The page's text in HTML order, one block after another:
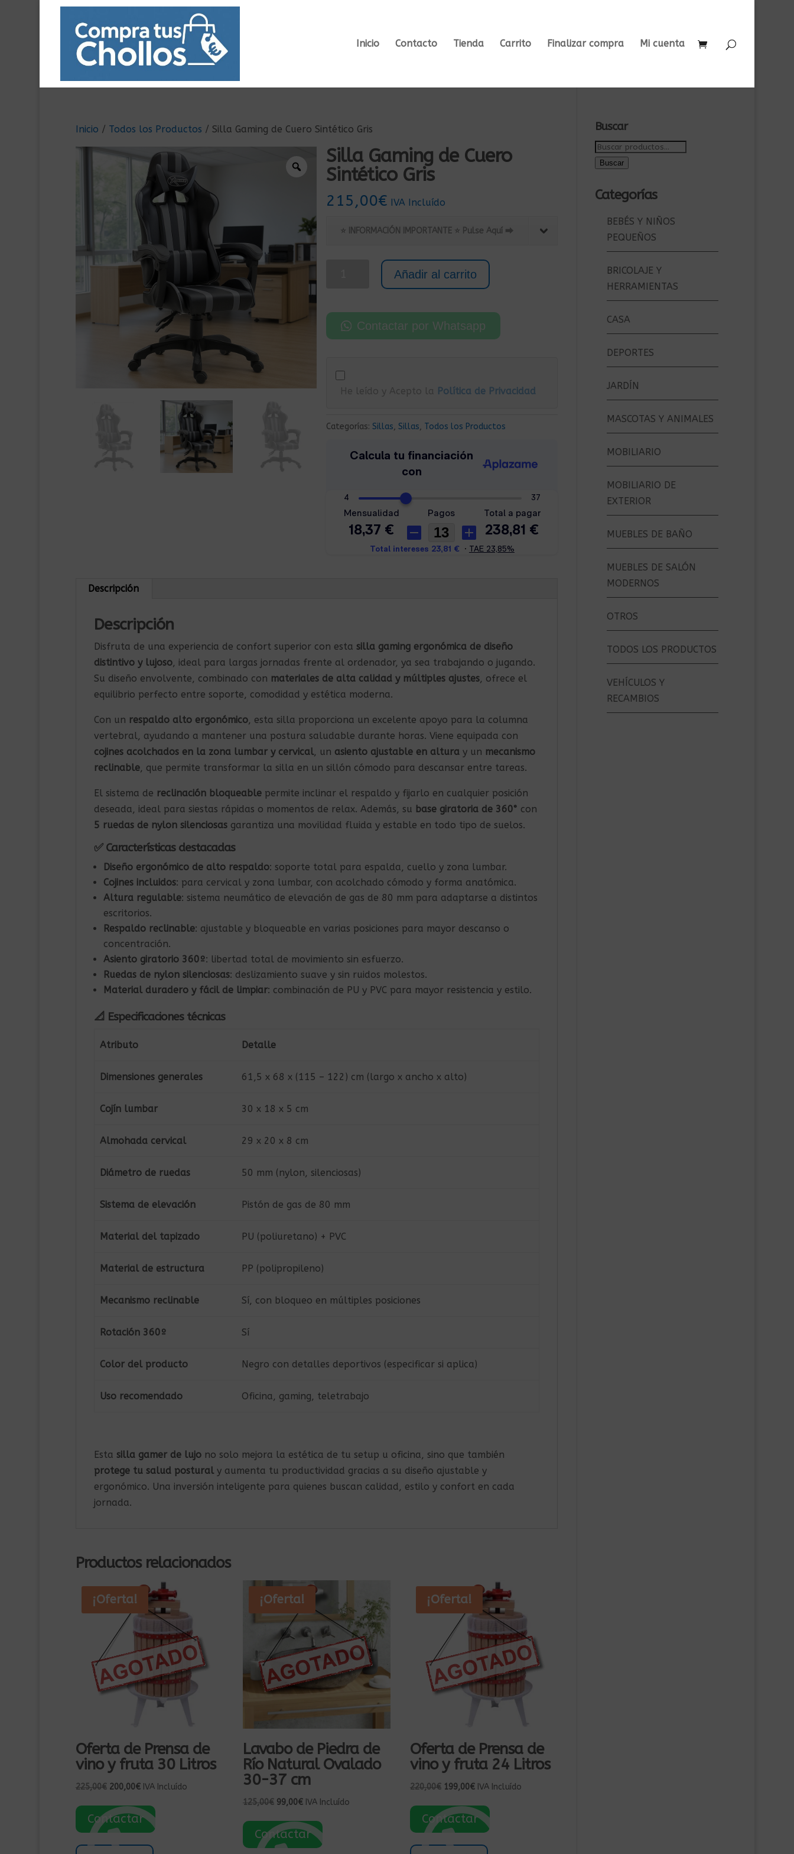
Inicio Contacto Tienda Carrito Finalizar compra Mi cuenta
Inicio / Todos los Productos / Silla Gaming de Cuero Sintético Gris
Silla Gaming de Cuero
Sintético Gris
215,00€ IVA Incluído
⭐ INFORMACIÓN IMPORTANTE ⭐ Pulse Aquí ⮕
Cuero
Sintético
Añadir al carrito
Contactar por Whatsapp
He leído y Acepto la Política de Privacidad
Categorías:Sillas,Sillas, Todos los Productos
Descripción
Descripción
Disfruta de una experiencia de confort superior con esta silla gaming ergonómica de diseño
distintivo y lujoso, ideal para largas jornadas frente al ordenador, ya sea trabajando o jugando.
Su diseño envolvente, combinado con materiales de alta calidad y múltiples ajustes, ofrece el
equilibrio perfecto entre soporte, comodidad y estética moderna.
Con un respaldo alto ergonómico, esta silla proporciona un excelente apoyo para la columna
vertebral, ayudando a mantener una postura saludable durante horas. Viene equipada con
cojines acolchados en la zona lumbar y cervical, un asiento ajustable en alturay un mecanismo
reclinable, que permite transformar la silla en un sillón cómodo para descansar entre tareas.
El sistema de reclinación bloqueablepermite inclinar el respaldo y fijarlo en cualquier posición
deseada, ideal para siestas rápidas o momentos de relax. Además, su base giratoria de 360° con
5 ruedas de nylon silenciosasgarantiza una movilidad fluida y estable en todo tipo de suelos.
✅ Características destacadas
Diseño ergonómico de alto respaldo: soporte total para espalda, cuello y zona lumbar.
Cojines incluidos: para cervical y zona lumbar, con acolchado cómodo y forma anatómica.
Altura regulable: sistema neumático de elevación de gas de 80 mm para adaptarse a distintos
escritorios.
Respaldo reclinable: ajustable y bloqueable en varias posiciones para mayor descanso o
concentración.
Asiento giratorio 360º: libertad total de movimiento sin esfuerzo.
Ruedas de nylon silenciosas: deslizamiento suave y sin ruidos molestos.
Material duradero y fácil de limpiar: combinación de PU y PVC para mayor resistencia y estilo.
📐 Especificaciones técnicas
Atributo Detalle
Dimensiones generales 61,5 x 68 x (115 – 122) cm (largo x ancho x alto)
Cojín lumbar 30 x 18 x 5 cm
Almohada cervical 29 x 20 x 8 cm
Diámetro de ruedas 50 mm (nylon, silenciosas)
Sistema de elevación Pistón de gas de 80 mm
Material del tapizado PU (poliuretano) + PVC
Material de estructura PP (polipropileno)
Mecanismo reclinable Sí, con bloqueo en múltiples posiciones
Rotación 360º Sí
Color del producto Negro con detalles deportivos (especificar si aplica)
Uso recomendado Oficina, gaming, teletrabajo
Esta silla gamer de lujono solo mejora la estética de tu setup u oficina, sino que también
protege tu salud posturaly aumenta tu productividad gracias a su diseño ajustable y
ergonómico. Una inversión inteligente para quienes buscan calidad, estilo y confort en cada
jornada.
Productos relacionados
¡Oferta!
Oferta de Prensa de
vino y fruta 30 Litros
225,00€ El
original
era:
200,00€El
actual
IVA Incluído
Contactar
¡Oferta!
Lavabo de Piedra de
Río Natural Ovalado
30-37 cm
125,00€ El
original
era:
99,00€El
actual
IVA Incluído
Contactar
¡Oferta!
Oferta de Prensa de
vino y fruta 24 Litros
220,00€ El
original
era:
199,00€El
actual
IVA Incluído
Contactar
Buscar
Buscar
por:
Buscar
Categorías
BEBÉS Y NIÑOS
PEQUEÑOS
BRICOLAJE Y
HERRAMIENTAS
CASA
DEPORTES
JARDÍN
MASCOTAS Y ANIMALES
MOBILIARIO
MOBILIARIO DE
EXTERIOR
MUEBLES DE BAÑO
MUEBLES DE SALÓN
MODERNOS
OTROS
TODOS LOS PRODUCTOS
VEHÍCULOS Y
RECAMBIOS